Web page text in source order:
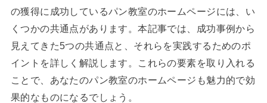
の獲得に成功しているパン教室のホームページには、い
くつかの共通点があります。本記事では、成功事例から
見えてきた5つの共通点と、それらを実践するためのポ
イントを詳しく解説します。これらの要素を取り入れる
ことで、あなたのパン教室のホームページも魅力的で効
果的なものになるでしょう。